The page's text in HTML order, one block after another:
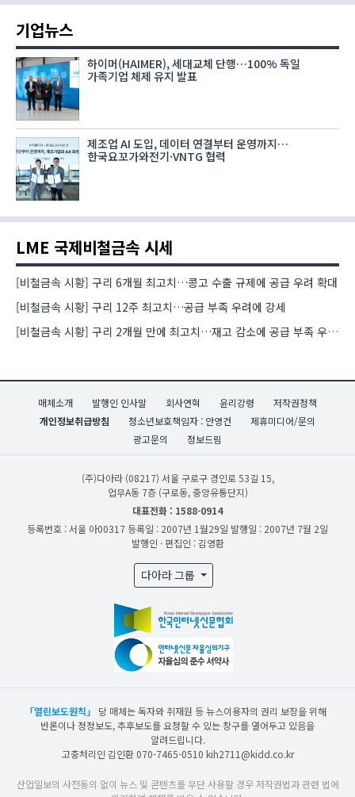
기업뉴스
하이머(HAIMER), 세대교체 단행…100% 독일
가족기업 체제 유지 발표
제조업 AI 도입, 데이터 연결부터 운영까지…
한국요꼬가와전기·VNTG 협력
LME 국제비철금속 시세
[비철금속 시황] 구리 6개월 최고치…콩고 수출 규제에 공급 우려 확대
[비철금속 시황] 구리 12주 최고치…공급 부족 우려에 강세
[비철금속 시황] 구리 2개월 만에 최고치…재고 감소에 공급 부족 우려 확대
매체소개 발행인 인사말 회사연혁 윤리강령
저작권정책
개인정보취급방침
청소년보호책임자 : 안영건
제휴미디어/문의
광고문의
정보드림
(주)다아라 (08217) 서울 구로구 경인로 53길 15,
업무A동 7층 (구로동, 중앙유통단지)
대표전화 : 1588-0914
등록번호 : 서울 아00317 등록일 : 2007년 1월29일 발행일 : 2007년 7월 2일
발행인 · 편집인 : 김영환
다아라 그룹
「열린보도원칙」
당 매체는 독자와 취재원 등 뉴스이용자의 권리 보장을 위해
반론이나 정정보도, 추후보도를 요청할 수 있는 창구를 열어두고 있음을
알려드립니다.
고충처리인 김인환 070-7465-0510 kih2711@kidd.co.kr
산업일보의 사전동의 없이 뉴스 및 콘텐츠를 무단 사용할 경우 저작권법과 관련 법에